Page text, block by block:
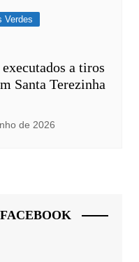
Verdes
a tiros
Santa Terezinha
de 2026